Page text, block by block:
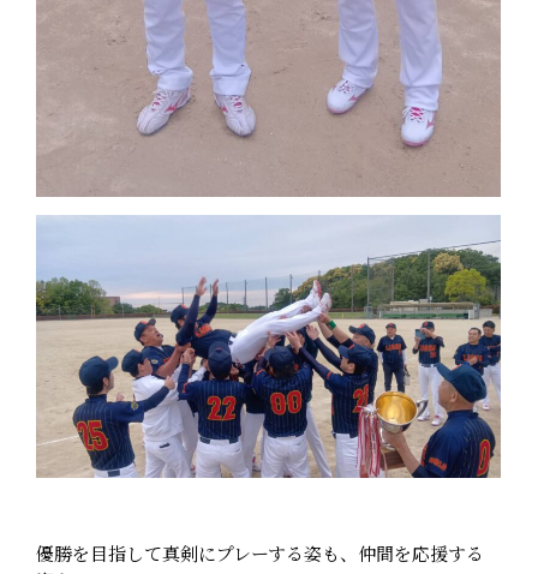
優勝を目指して真剣にプレーする姿も、仲間を応援する